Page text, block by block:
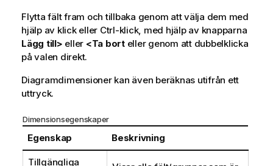
Flytta fält fram och tillbaka genom att välja dem med
hjälp av klick eller Ctrl-klick, med hjälp av knapparna
Lägg till> eller <Ta borteller genom att dubbelklicka
på valen direkt.
Diagramdimensioner kan även beräknas utifrån ett
uttryck.
Dimensionsegenskaper
Egenskap Beskrivning
Tillgängliga